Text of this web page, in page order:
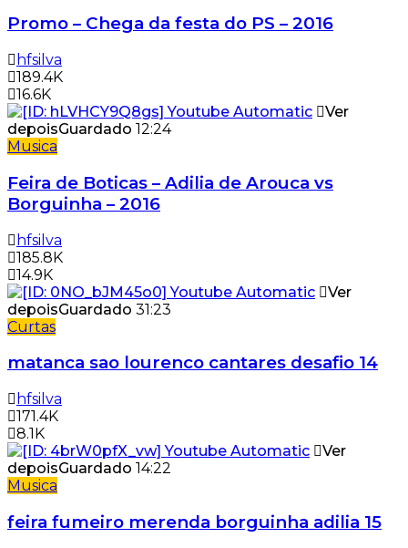
Promo – Chega da festa do PS – 2016
hfsilva
189.4K
16.6K
Ver
depoisGuardado 12:24
Musica
Feira de Boticas – Adilia de Arouca vs
Borguinha – 2016
hfsilva
185.8K
14.9K
Ver
depoisGuardado 31:23
Curtas
matanca sao lourenco cantares desafio 14
hfsilva
171.4K
8.1K
Ver
depoisGuardado 14:22
Musica
feira fumeiro merenda borguinha adilia 15